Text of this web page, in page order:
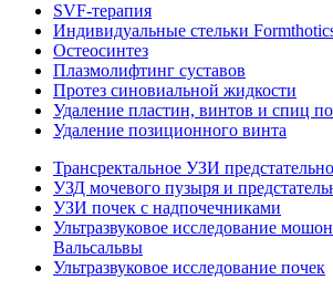
SVF-терапия
Индивидуальные стельки
Остеосинтез
Плазмолифтинг суставов
Протез синовиальной жидкости
Удаление пластин, винтов и спиц
Удаление позиционного винта
Трансректальное УЗИ
УЗД мочевого пузыря и
УЗИ почек с надпочечниками
Ультразвуковое исследование
Вальсальвы
Ультразвуковое исследование почек